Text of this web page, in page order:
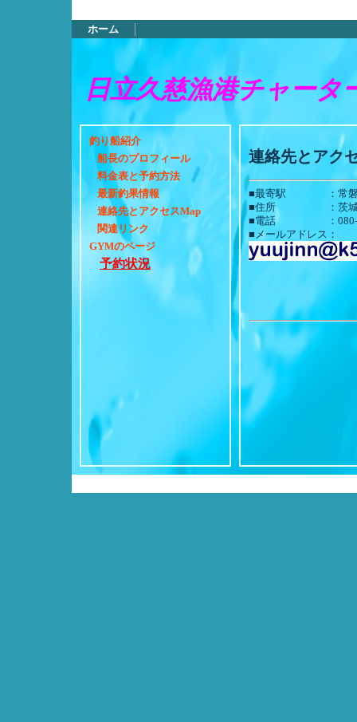
ホーム
日立久慈漁港チャータ
釣り船紹介
船長のプロフィール
料金表と予約方法
最新釣果情報
連絡先とアクセスMap
関連リンク
GYMのページ
予約状況
連絡先とアク
■最寄駅 ：常磐
■住所 ：茨城県
■電話 ：080-
■メールアドレス：